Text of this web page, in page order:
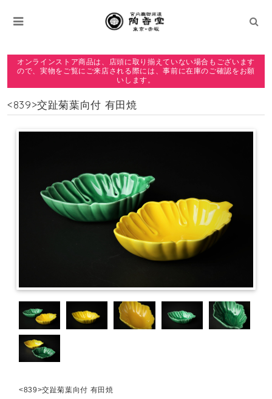
オンラインストア商品は、店頭に取り揃えていない場合もございます
ので、実物をご覧にご来店される際には、事前に在庫のご確認をお願
いします。
<839>交趾菊葉向付 有田焼
<839>交趾菊葉向付 有田焼